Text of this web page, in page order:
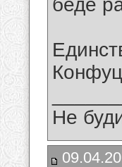
беде
Не